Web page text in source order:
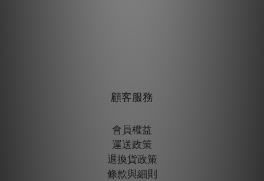
顧客服務
會員權益
運送政策
退換貨政策
條款與細則